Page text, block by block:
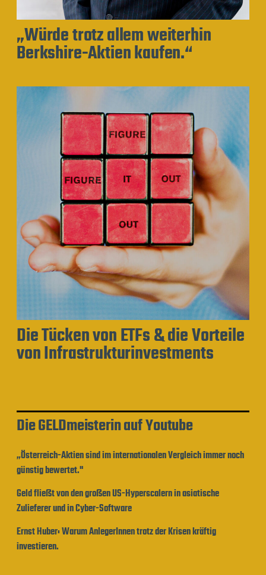
„Würde trotz allem weiterhin
Berkshire-Aktien kaufen.“
Die Tücken von ETFs & die Vorteile
von Infrastrukturinvestments
Die GELDmeisterin auf Youtube
„Österreich-Aktien sind im internationalen Vergleich immer noch
günstig bewertet."
Geld fließt von den großen US-Hyperscalern in asiatische
Zulieferer und in Cyber-Software
Ernst Huber: Warum AnlegerInnen trotz der Krisen kräftig
investieren.